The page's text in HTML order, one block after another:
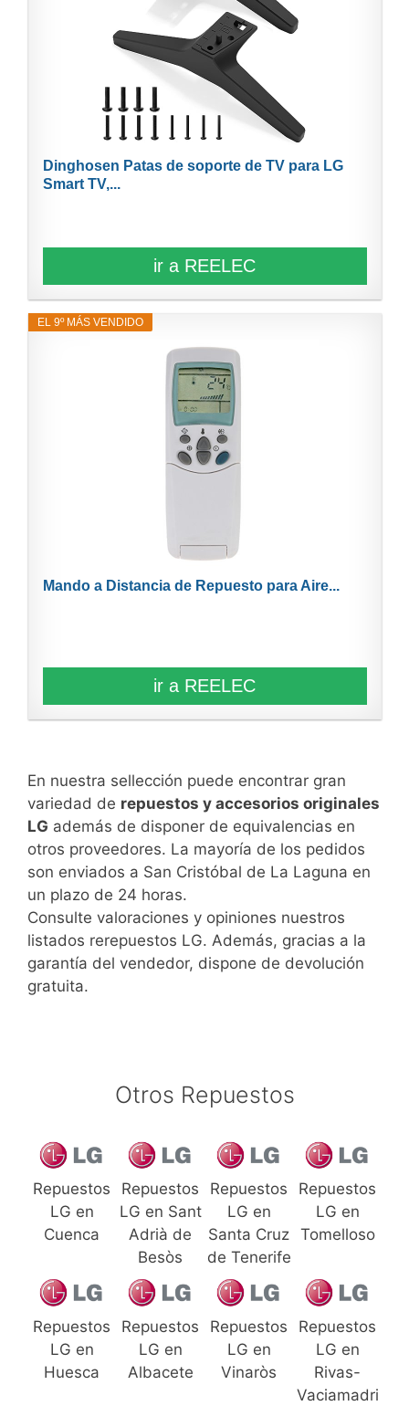
Dinghosen Patas de soporte de TV para LG
Smart TV,...
ir a REELEC
EL 9º MÁS VENDIDO
Mando a Distancia de Repuesto para Aire...
ir a REELEC
En nuestra sellección puede encontrar gran
variedad de repuestos y accesorios originales
LG además de disponer de equivalencias en
otros proveedores. La mayoría de los pedidos
son enviados a San Cristóbal de La Laguna en
un plazo de 24 horas.
Consulte valoraciones y opiniones nuestros
listados rerepuestos LG. Además, gracias a la
garantía del vendedor, dispone de devolución
gratuita.
Otros Repuestos
Repuestos
LG en
Cuenca
Repuestos
LG en Sant
Adrià de
Besòs
Repuestos
LG en
Santa Cruz
de Tenerife
Repuestos
LG en
Tomelloso
Repuestos
LG en
Huesca
Repuestos
LG en
Albacete
Repuestos
LG en
Vinaròs
Repuestos
LG en
Rivas-
Vaciamadri